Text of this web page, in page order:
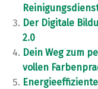
Der Digitale
2.0
Dein Weg zum
vollen